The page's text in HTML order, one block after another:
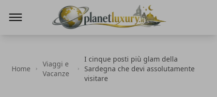
Home
Viaggi e
Vacanze
I cinque posti più glam della
Sardegna che devi assolutamente
visitare